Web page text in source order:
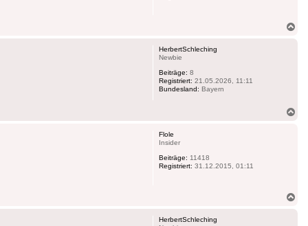
HerbertSchleching
Newbie
Beiträge: 8
Registriert: 21.05.2026, 11:11
Bundesland: Bayern
Flole
Insider
Beiträge: 11418
Registriert: 31.12.2015, 01:11
HerbertSchleching